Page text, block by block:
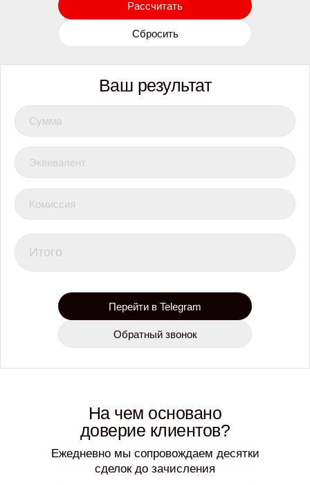
Рассчитать
Сбросить
Ваш результат
Сумма
Эквивалент
Комиссия
Итого
Перейти в Telegram
Обратный звонок
На чем основано
доверие клиентов?
Ежедневно мы сопровождаем десятки
сделок до зачисления